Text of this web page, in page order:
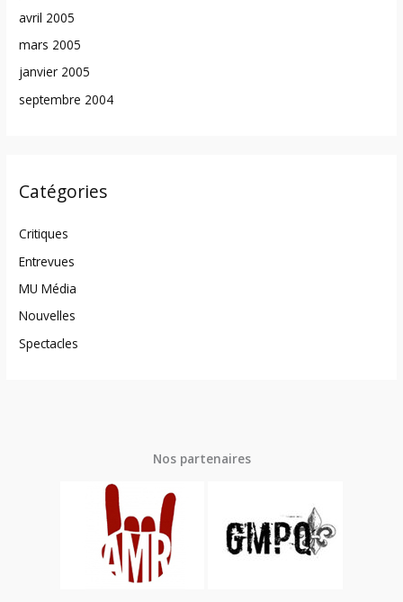
avril 2005
mars 2005
janvier 2005
septembre 2004
Catégories
Critiques
Entrevues
MU Média
Nouvelles
Spectacles
Nos partenaires